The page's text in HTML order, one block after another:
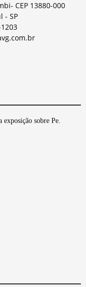
CEP 13880-000
- SP
exposição sobre Pe.